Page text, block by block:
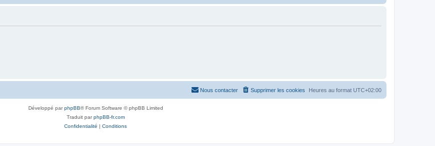
Heures au format UTC+02:00
Supprimer les cookies
Nous contacter
Développé parphpBB® Forum Software © phpBB Limited
Traduit parphpBB-fr.com
Confidentialité | Conditions